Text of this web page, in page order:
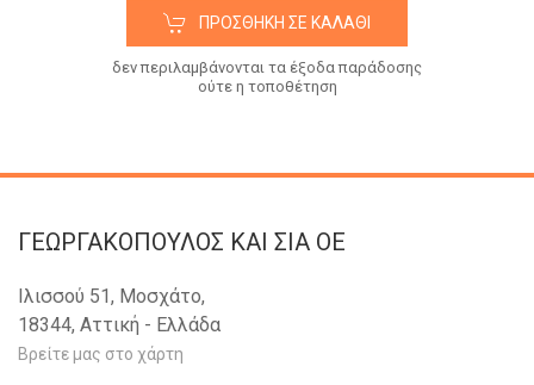
ΠΡΟΣΘΉΚΗ ΣΕ ΚΑΛΆΘΙ
δεν περιλαμβάνονται τα έξοδα παράδοσης
ούτε η τοποθέτηση
ΓΕΩΡΓΑΚΟΠΟΥΛΟΣ KAI ΣΙΑ OE
Ιλισσού 51, Μοσχάτο,
18344, Αττική - Ελλάδα
Βρείτε μας στο χάρτη